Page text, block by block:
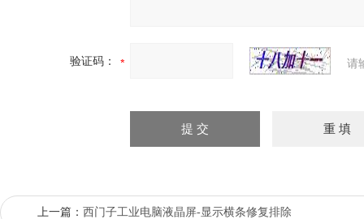
验证码： 请
上一篇： 西门子工业电脑液晶屏-显示横条修复排除